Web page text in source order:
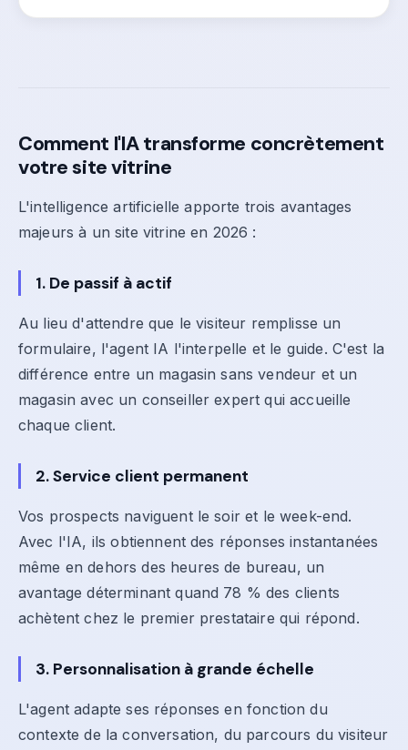
Comment l'IA transforme concrètement
votre site vitrine
L'intelligence artificielle apporte trois avantages
majeurs à un site vitrine en 2026 :
1. De passif à actif
Au lieu d'attendre que le visiteur remplisse un
formulaire, l'agent IA l'interpelle et le guide. C'est la
différence entre un magasin sans vendeur et un
magasin avec un conseiller expert qui accueille
chaque client.
2. Service client permanent
Vos prospects naviguent le soir et le week-end.
Avec l'IA, ils obtiennent des réponses instantanées
même en dehors des heures de bureau, un
avantage déterminant quand 78 % des clients
achètent chez le premier prestataire qui répond.
3. Personnalisation à grande échelle
L'agent adapte ses réponses en fonction du
contexte de la conversation, du parcours du visiteur